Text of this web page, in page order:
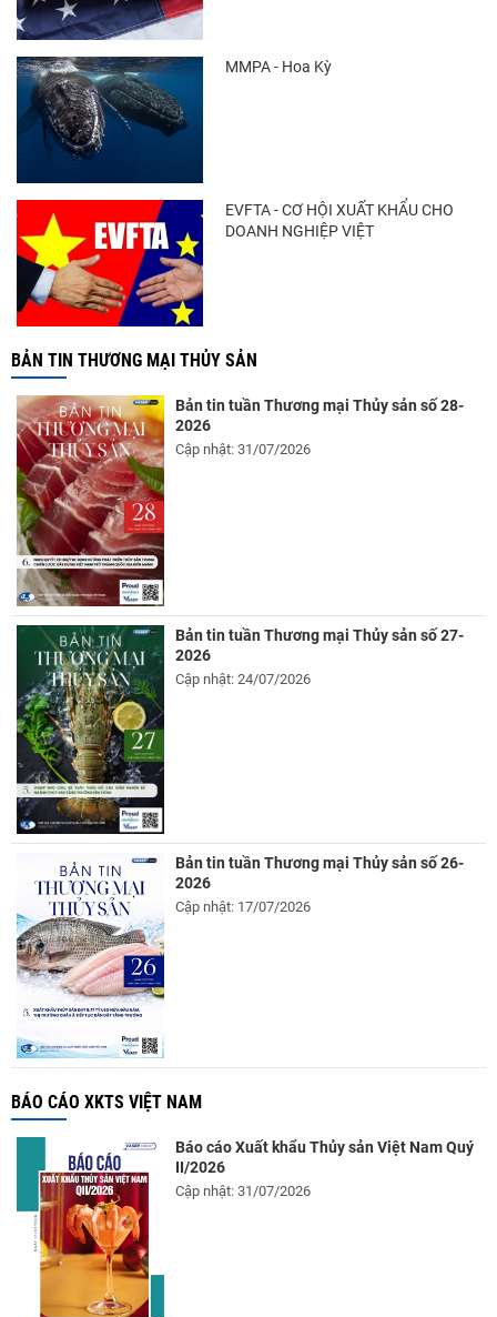
MMPA - Hoa Kỳ
EVFTA - CƠ HỘI XUẤT KHẨU CHO
DOANH NGHIỆP VIỆT
BẢN TIN THƯƠNG MẠI THỦY SẢN
Bản tin tuần Thương mại Thủy sản số 28-
2026
Cập nhật: 31/07/2026
Bản tin tuần Thương mại Thủy sản số 27-
2026
Cập nhật: 24/07/2026
Bản tin tuần Thương mại Thủy sản số 26-
2026
Cập nhật: 17/07/2026
BÁO CÁO XKTS VIỆT NAM
Báo cáo Xuất khẩu Thủy sản Việt Nam Quý
II/2026
Cập nhật: 31/07/2026